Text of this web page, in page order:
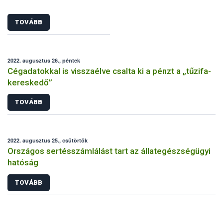
TOVÁBB
2022. augusztus 26., péntek
Cégadatokkal is visszaélve csalta ki a pénzt a „tűzifa-
kereskedő”
TOVÁBB
2022. augusztus 25., csütörtök
Országos sertésszámlálást tart az állategészségügyi
hatóság
TOVÁBB